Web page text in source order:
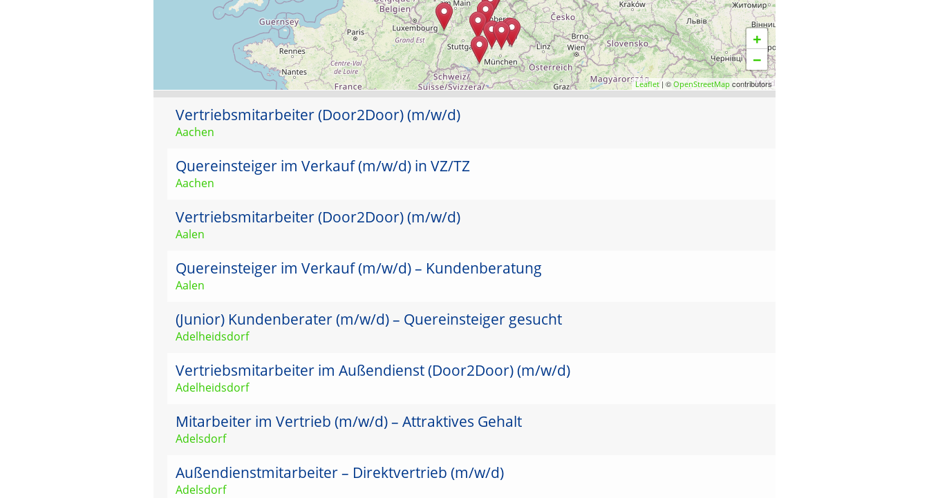
+
−
Leaflet | © OpenStreetMap contributors
Vertriebsmitarbeiter (Door2Door) (m/w/d)
Aachen
Quereinsteiger im Verkauf (m/w/d) in VZ/TZ
Aachen
Vertriebsmitarbeiter (Door2Door) (m/w/d)
Aalen
Quereinsteiger im Verkauf (m/w/d) – Kundenberatung
Aalen
(Junior) Kundenberater (m/w/d) – Quereinsteiger gesucht
Adelheidsdorf
Vertriebsmitarbeiter im Außendienst (Door2Door) (m/w/d)
Adelheidsdorf
Mitarbeiter im Vertrieb (m/w/d) – Attraktives Gehalt
Adelsdorf
Außendienstmitarbeiter – Direktvertrieb (m/w/d)
Adelsdorf